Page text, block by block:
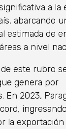
a la
abarcando
estimada de
a nivel
este rubro
genera por
En 2023,
la exportación